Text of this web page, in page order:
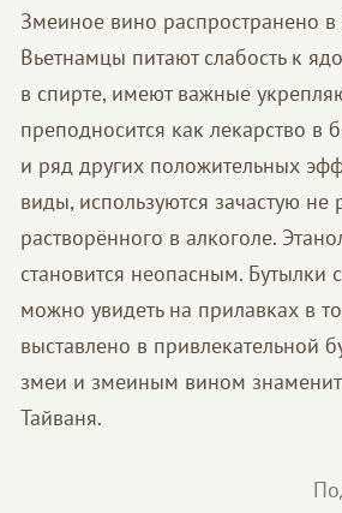
Змеиное вино распространено
Вьетнамцы питают слабость к
в спирте, имеют важные
преподносится как лекарство в
и ряд других положительных
виды, используются зачастую
растворённого в алкоголе.
становится неопасным. Бутылки
можно увидеть на прилавках в
выставлено в привлекательной
змеи и змеиным вином
Тайваня.